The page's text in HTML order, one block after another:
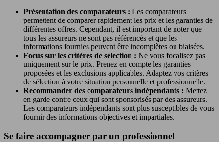
Présentation des comparateurs : Les comparateurs
permettent de comparer rapidement les prix et les garanties de
différentes offres. Cependant, il est important de noter que
tous les assureurs ne sont pas référencés et que les
informations fournies peuvent être incomplètes ou biaisées.
Focus sur les critères de sélection : Ne vous focalisez pas
uniquement sur le prix. Prenez en compte les garanties
proposées et les exclusions applicables. Adaptez vos critères
de sélection à votre situation personnelle et professionnelle.
Recommander des comparateurs indépendants : Mettez
en garde contre ceux qui sont sponsorisés par des assureurs.
Les comparateurs indépendants sont plus susceptibles de vous
fournir des informations objectives et impartiales.
Se faire accompagner par un professionnel